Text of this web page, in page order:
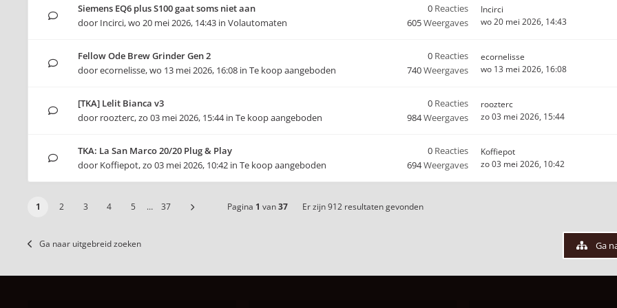
Siemens EQ6 plus S100 gaat soms niet aan
door Incirci,wo 20 mei 2026, 14:43 in Volautomaten
0 Reacties
605Weergaves
Incirci
wo 20 mei 2026, 14:43
Fellow Ode Brew Grinder Gen 2
doorecornelisse,wo 13 mei 2026, 16:08 in Te koop aangeboden
0 Reacties
740Weergaves
ecornelisse
wo 13 mei 2026, 16:08
[TKA] Lelit Bianca v3
door roozterc,zo 03 mei 2026, 15:44in Te koop aangeboden
0 Reacties
984Weergaves
roozterc
zo 03 mei 2026, 15:44
TKA: La San Marco 20/20 Plug & Play
door Koffiepot,zo 03 mei 2026, 10:42 in Te koop aangeboden
0 Reacties
694Weergaves
Koffiepot
zo 03 mei 2026, 10:42
1 2 3 4 5 … 37 Pagina 1 van37 Er zijn 912 resultaten gevonden
Ga naar uitgebreid zoeken Ga